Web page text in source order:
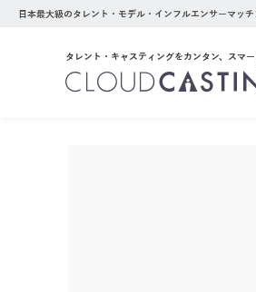
日本最大級のタレント・モデル・インフルエンサーマッ
タレント・キャスティングをカンタン、スマー